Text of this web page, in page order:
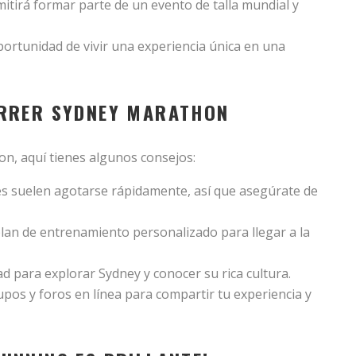
formar parte de un evento de talla mundial y
de vivir una experiencia única en una
SYDNEY MARATHON
aquí tienes algunos consejos:
suelen agotarse rápidamente, así que asegúrate de
de entrenamiento personalizado para llegar a la
para explorar Sydney y conocer su rica cultura.
y foros en línea para compartir tu experiencia y